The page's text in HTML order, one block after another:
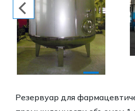
Резервуар для